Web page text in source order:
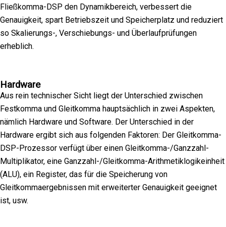
Fließkomma-DSP den Dynamikbereich, verbessert die
Genauigkeit, spart Betriebszeit und Speicherplatz und reduziert
so Skalierungs-, Verschiebungs- und Überlaufprüfungen
erheblich.
Hardware
Aus rein technischer Sicht liegt der Unterschied zwischen
Festkomma und Gleitkomma hauptsächlich in zwei Aspekten,
nämlich Hardware und Software. Der Unterschied in der
Hardware ergibt sich aus folgenden Faktoren: Der Gleitkomma-
DSP-Prozessor verfügt über einen Gleitkomma-/Ganzzahl-
Multiplikator, eine Ganzzahl-/Gleitkomma-Arithmetiklogikeinheit
(ALU), ein Register, das für die Speicherung von
Gleitkommaergebnissen mit erweiterter Genauigkeit geeignet
ist, usw.